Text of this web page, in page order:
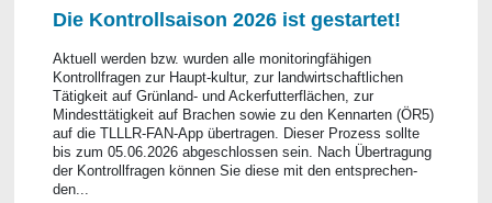
Die Kontrollsaison 2026 ist gestartet!
Aktuell werden bzw. wurden alle monitoringfähigen
Kontrollfragen zur Haupt-kultur, zur landwirtschaftlichen
Tätigkeit auf Grünland- und Ackerfutterflächen, zur
Mindesttätigkeit auf Brachen sowie zu den Kennarten (ÖR5)
auf die TLLLR-FAN-App übertragen. Dieser Prozess sollte
bis zum 05.06.2026 abgeschlossen sein. Nach Übertragung
der Kontrollfragen können Sie diese mit den entsprechen-
den...